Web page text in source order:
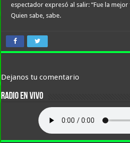
espectador expresó al salir: “Fue la mejor
Quien sabe, sabe.
Dejanos tu comentario
RADIO EN VIVO